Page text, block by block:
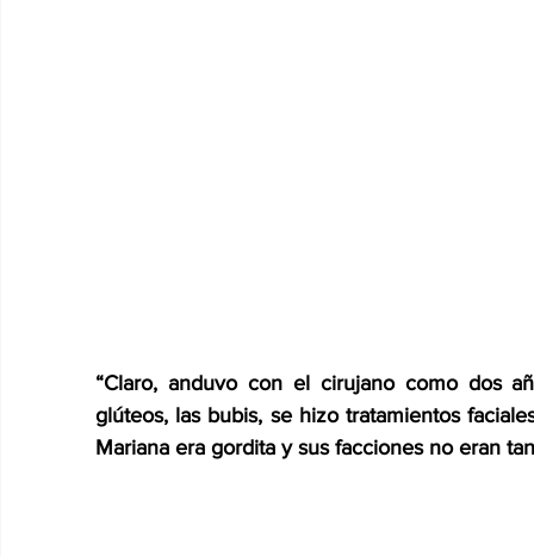
“Claro, anduvo con el cirujano como dos
glúteos, las bubis, se hizo tratamientos
Mariana era gordita y sus facciones no eran